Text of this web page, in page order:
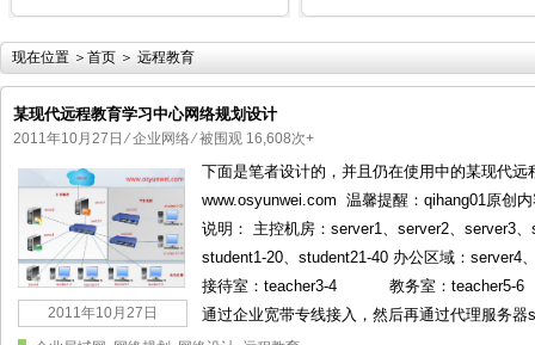
国产化操作系统欧拉openEuler编
现在位置 ＞ 首页 ＞ 远程教育
某现代远程教育学习中心网络规划设计
2011年10月27日 ⁄企业网络⁄ 被围观 16,608次+
2011年10月27日
下面是笔者设计的，并且仍在使用中的某现代
www.osyunwei.com 温馨提醒：qihang01原创
说明： 主控机房：server1、server2、server3
student1-20、student21-40 办公区域：
接待室：teacher3-4 教务室：teacher5-6
通过企业宽带专线接入，然后再通过代理服务器